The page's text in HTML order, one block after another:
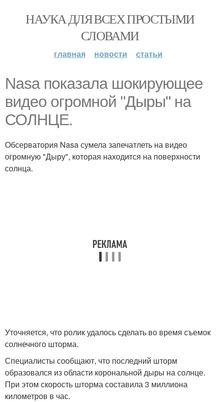
НАУКА ДЛЯ ВСЕХ ПРОСТЫМИ
СЛОВАМИ
главная новости статьи
Nasa показала шокирующее
видео огромной "Дыры" на
СОЛНЦЕ.
Обсерватория Nasa сумела запечатлеть на видео
огромную "Дыру", которая находится на поверхности
солнца.
Уточняется, что ролик удалось сделать во время съемок
солнечного шторма.
Специалисты сообщают, что последний шторм
образовался из области корональной дыры на солнце.
При этом скорость шторма составила 3 миллиона
километров в час.